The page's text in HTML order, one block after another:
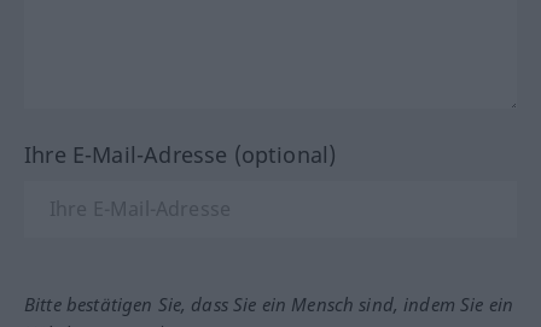
Ihre E-Mail-Adresse (optional)
Bitte bestätigen Sie, dass Sie ein Mensch sind, indem Sie ein